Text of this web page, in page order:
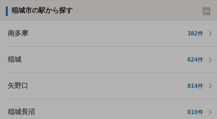
稲城市の駅から探す
南多摩 382件
稲城 624件
矢野口 814件
稲城長沼 810件